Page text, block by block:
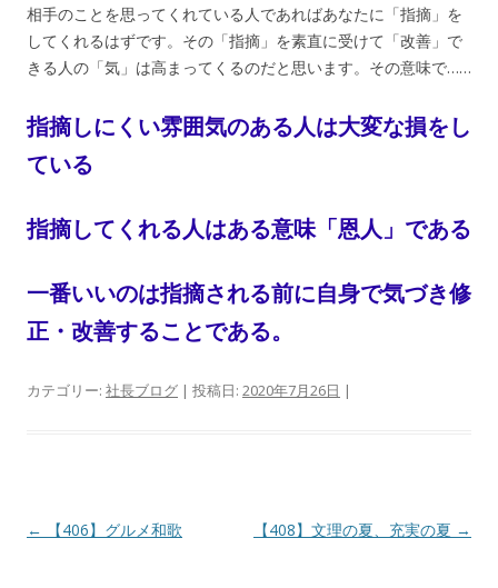
相手のことを思ってくれている人であればあなたに「指摘」を
してくれるはずです。その「指摘」を素直に受けて「改善」で
きる人の「気」は高まってくるのだと思います。その意味で……
指摘しにくい雰囲気のある人は大変な損をし
ている
指摘してくれる人はある意味「恩人」である
一番いいのは指摘される前に自身で気づき修
正・改善することである。
カテゴリー: 社長ブログ | 投稿日: 2020年7月26日 |
投
← 【406】グルメ和歌 【408】文理の夏、充実の夏 →